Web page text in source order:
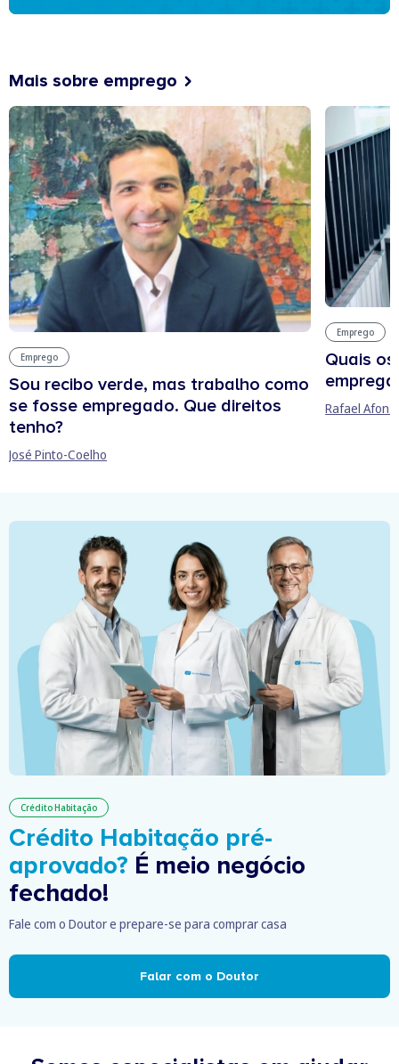
Mais sobre emprego
Emprego
Sou recibo verde, mas trabalho como
se fosse empregado. Que direitos
tenho?
José Pinto-Coelho
Emprego
Quais
Rafael
Crédito Habitação
Crédito Habitação pré-
aprovado? É meio negócio
fechado!
Fale com o Doutor e prepare-se para comprar casa
Falar com o Doutor